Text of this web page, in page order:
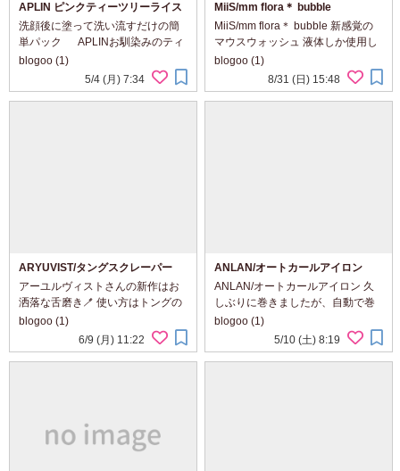
APLIN ピンクティーツリーライス
シカウォッシュオフパック
洗顔後に塗って洗い流すだけの簡
単パック APLINお馴染みのティ
ーツリーやシカに加えてコメヌカ
成分が入っていてしっとりしま
す。 私はAPLINの甘い香りが好き
blogoo (1)
5/4 (月) 7:34
MiiS/mm flora＊ bubble
MiiS/mm flora＊ bubble 新感覚の
マウスウォッシュ 液体しか使用し
た事なかったのですが、こちらは
個包装のパウダーを口に入れて1?2
分放置した後、吐き出すか飲み込
blogoo (1)
8/31 (日) 15:48
ARYUVIST/タングスクレーパー
アーユルヴィストさんの新作はお
洒落な舌磨き🪥 使い方はトングの
丸い部分を舌に3〜5回滑らせるだ
けと簡単でした♪ 見た目も綺麗で、
簡単にさっぱりするので毎朝の必
blogoo (1)
6/9 (月) 11:22
ANLAN/オートカールアイロン
ANLAN/オートカールアイロン 久
しぶりに巻きましたが、自動で巻
いてくれるし、蒸気と水分を閉じ
込める技術でツヤも出来るしと今
のアイロンて凄いなと思いました
blogoo (1)
5/10 (土) 8:19